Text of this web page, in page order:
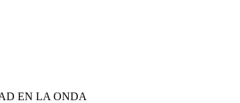
EN LA ONDA